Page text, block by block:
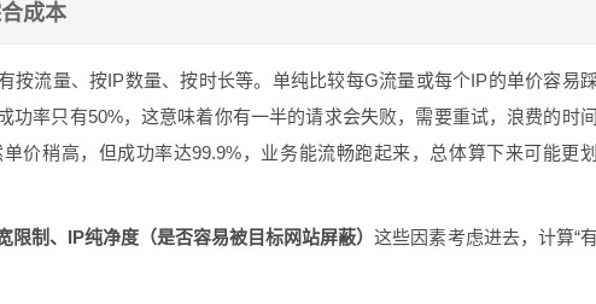
成本
按流量、按IP数量、按时长等。单纯比较每G流量或每个IP的单价容易踩
功率只有50%，这意味着你有一半的请求会失败，需要重试，浪费的时间
价稍高，但成功率达99.9%，业务能流畅跑起来，总体算下来可能更划
限制、IP纯净度（是否容易被目标网站屏蔽）这些因素考虑进去，计算“有